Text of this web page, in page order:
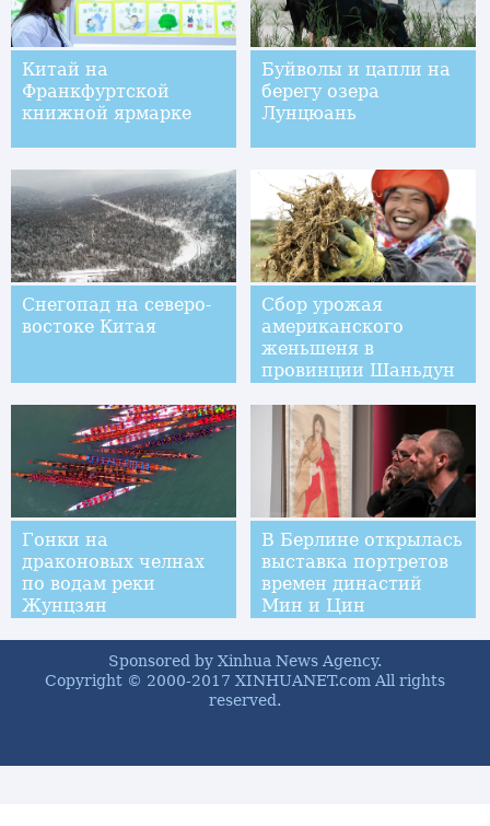
Китай на
Франкфуртской
книжной ярмарке
Буйволы и цапли на
берегу озера
Лунцюань
Снегопад на северо-
востоке Китая
Сбор урожая
американского
женьшеня в
провинции Шаньдун
Гонки на
драконовых челнах
по водам реки
Жунцзян
В Берлине открылась
выставка портретов
времен династий
Мин и Цин
Sponsored by Xinhua News Agency.
Copyright © 2000-2017 XINHUANET.com All rights
reserved.